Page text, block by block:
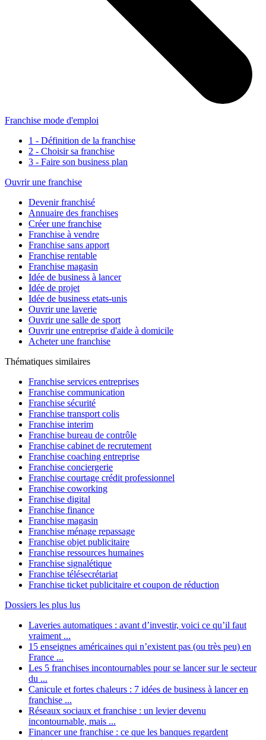
Franchise mode d'emploi
1 - Définition de la franchise
2 - Choisir sa franchise
3 - Faire son business plan
Ouvrir une franchise
Devenir franchisé
Annuaire des franchises
Créer une franchise
Franchise à vendre
Franchise sans apport
Franchise rentable
Franchise magasin
Idée de business à lancer
Idée de projet
Idée de business etats-unis
Ouvrir une laverie
Ouvrir une salle de sport
Ouvrir une entreprise d'aide à domicile
Acheter une franchise
Thématiques similaires
Franchise services entreprises
Franchise communication
Franchise sécurité
Franchise transport colis
Franchise interim
Franchise bureau de contrôle
Franchise cabinet de recrutement
Franchise coaching entreprise
Franchise conciergerie
Franchise courtage crédit professionnel
Franchise coworking
Franchise digital
Franchise finance
Franchise magasin
Franchise ménage repassage
Franchise objet publicitaire
Franchise ressources humaines
Franchise signalétique
Franchise télésecrétariat
Franchise ticket publicitaire et coupon de réduction
Dossiers les plus lus
Laveries automatiques : avant d’investir, voici ce qu’il faut
vraiment ...
15 enseignes américaines qui n’existent pas (ou très peu) en
France ...
Les 5 franchises incontournables pour se lancer sur le secteur
du ...
Canicule et fortes chaleurs : 7 idées de business à lancer en
franchise ...
Réseaux sociaux et franchise : un levier devenu
incontournable, mais ...
Financer une franchise : ce que les banques regardent